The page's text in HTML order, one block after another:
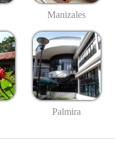
Manizales
Palmira